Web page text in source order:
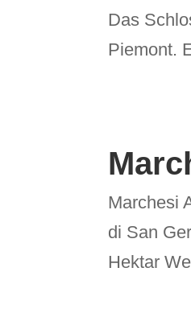
Das
Piemont.
Marchesi
di San
Hektar